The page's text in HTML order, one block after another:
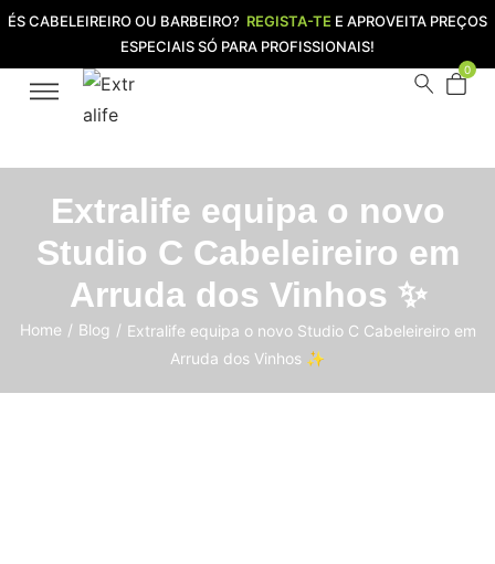
ÉS CABELEIREIRO OU BARBEIRO? REGISTA-TE E APROVEITA PREÇOS
ESPECIAIS SÓ PARA PROFISSIONAIS!
0
Extralife equipa o novo
Studio C Cabeleireiro em
Arruda dos Vinhos ✨
Home / Blog / Extralife equipa o novo Studio C Cabeleireiro em
Arruda dos Vinhos ✨